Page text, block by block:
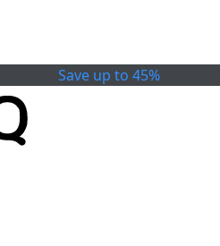
Save up to 45%